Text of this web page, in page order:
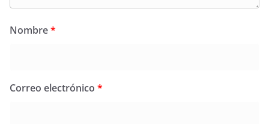
Nombre*
Correo electrónico *